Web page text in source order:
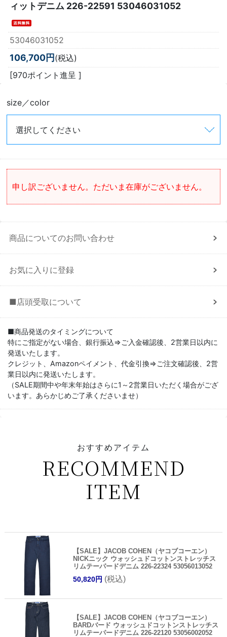
ィットデニム 226-22591 53046031052
53046031052
106,700円(税込)
[970ポイント進呈 ]
size／color
申し訳ございません。ただいま在庫がございません。
商品についてのお問い合わせ
お気に入りに登録
■店頭受取について
■商品発送のタイミングについて
特にご指定がない場合、銀行振込⇒ご入金確認後、2営業日以内に
発送いたします。
クレジット、Amazonペイメント、代金引換⇒ご注文確認後、2営
業日以内に発送いたします。
（SALE期間中や年末年始はさらに1～2営業日いただく場合がござ
います。あらかじめご了承くださいませ）
おすすめアイテム
RECOMMEND
ITEM
【SALE】JACOB COHEN（ヤコブコーエン）
NICKニック ウォッシュドコットンストレッチス
リムテーパードデニム 226-22324 53056013052
50,820円 (税込)
【SALE】JACOB COHEN（ヤコブコーエン）
BARDバード ウォッシュドコットンストレッチス
リムテーパードデニム 226-22120 53056002052